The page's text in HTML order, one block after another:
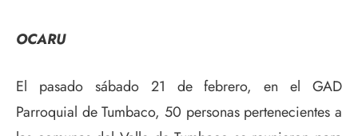
OCARU
El pasado sábado 21 de febrero, en el GAD
Parroquial de Tumbaco, 50 personas pertenecientes a